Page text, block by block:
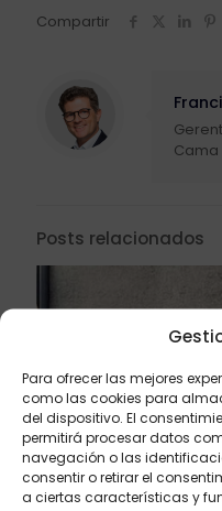
Para ofrecer las mejores
como las cookies para
del dispositivo. El
permitirá procesar datos
navegación o las
consentir o retirar el
a ciertas características y
Compartir
Cama
Posts relacionados